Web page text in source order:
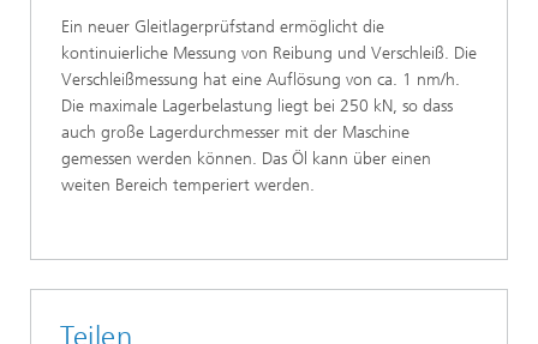
Ein neuer Gleitlagerprüfstand ermöglicht die
kontinuierliche Messung von Reibung und Verschleiß. Die
Verschleißmessung hat eine Auflösung von ca. 1 nm/h.
Die maximale Lagerbelastung liegt bei 250 kN, so dass
auch große Lagerdurchmesser mit der Maschine
gemessen werden können. Das Öl kann über einen
weiten Bereich temperiert werden.
Teilen